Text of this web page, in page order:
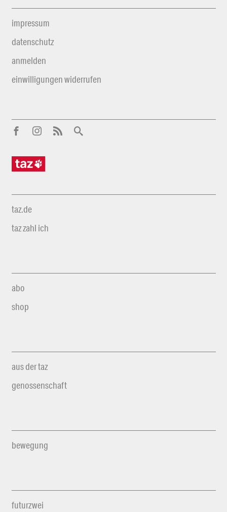
impressum
datenschutz
anmelden
einwilligungen widerrufen
taz.de
taz zahl ich
abo
shop
aus der taz
genossenschaft
bewegung
futurzwei